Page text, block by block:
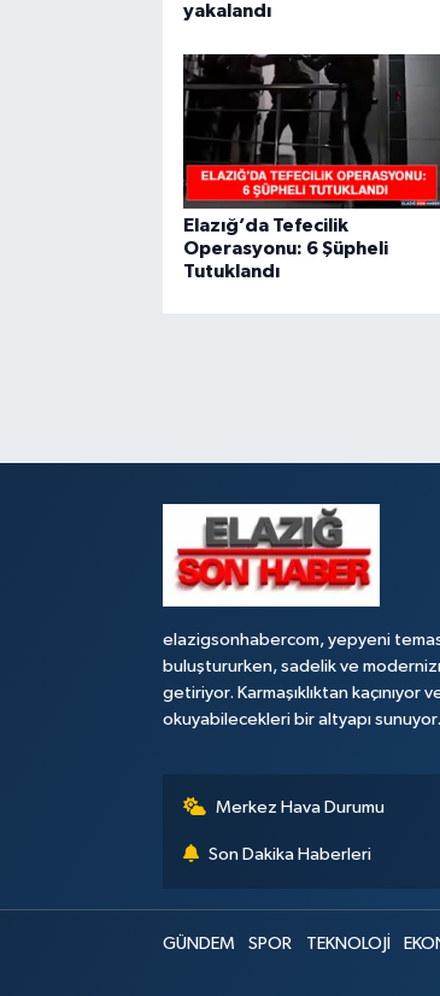
yakalandı
Elazığ’da Tefecilik
Operasyonu: 6 Şüpheli
Tutuklandı
elazigsonhabercom, yepyeni
buluştururken, sadelik ve
getiriyor. Karmaşıklıktan kaçınıyor
okuyabilecekleri bir altyapı sunuyor.
Merkez Hava Durumu
Son Dakika Haberleri
GÜNDEM SPOR TEKNOLOJİ